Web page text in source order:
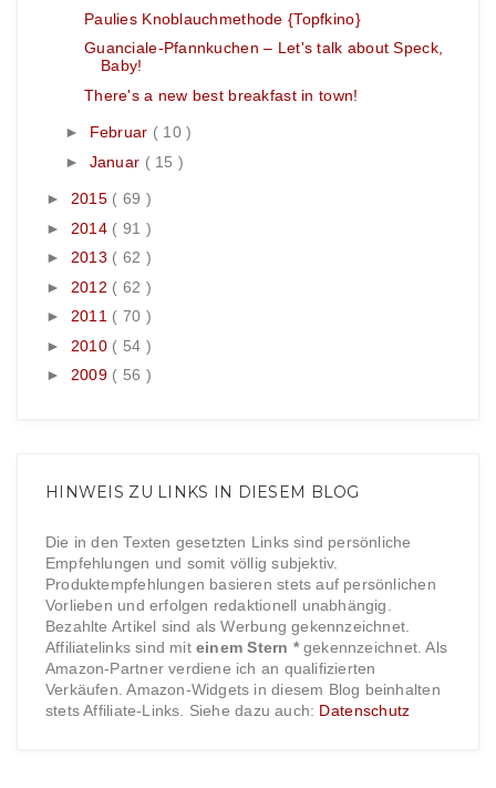
Paulies Knoblauchmethode {Topfkino}
Guanciale-Pfannkuchen – Let's talk about Speck,
Baby!
There's a new best breakfast in town!
► Februar ( 10 )
► Januar ( 15 )
► 2015 ( 69 )
► 2014 ( 91 )
► 2013 ( 62 )
► 2012 ( 62 )
► 2011 ( 70 )
► 2010 ( 54 )
► 2009 ( 56 )
HINWEIS ZU LINKS IN DIESEM BLOG
Die in den Texten gesetzten Links sind persönliche
Empfehlungen und somit völlig subjektiv.
Produktempfehlungen basieren stets auf persönlichen
Vorlieben und erfolgen redaktionell unabhängig.
Bezahlte Artikel sind als Werbung gekennzeichnet.
Affiliatelinks sind miteinem Stern *gekennzeichnet. Als
Amazon-Partner verdiene ich an qualifizierten
Verkäufen. Amazon-Widgets in diesem Blog beinhalten
stets Affiliate-Links. Siehe dazu auch: Datenschutz